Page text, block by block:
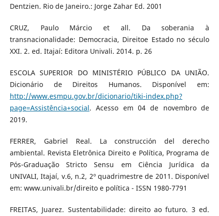
Dentzien. Rio de Janeiro.: Jorge Zahar Ed. 2001
CRUZ, Paulo Márcio et all. Da soberania à
transnacionalidade: Democracia, Direitoe Estado no século
XXI. 2. ed. Itajaí: Editora Univali. 2014. p. 26
ESCOLA SUPERIOR DO MINISTÉRIO PÚBLICO DA UNIÃO.
Dicionário de Direitos Humanos. Disponível em:
http://www.esmpu.gov.br/dicionario/tiki-index.php?
page=Assistência+social. Acesso em 04 de novembro de
2019.
FERRER, Gabriel Real. La construcción del derecho
ambiental. Revista Eletrônica Direito e Política, Programa de
Pós-Graduação Stricto Sensu em Ciência Jurídica da
UNIVALI, Itajaí, v.6, n.2, 2º quadrimestre de 2011. Disponível
em: www.univali.br/direito e política - ISSN 1980-7791
FREITAS, Juarez. Sustentabilidade: direito ao futuro. 3 ed.